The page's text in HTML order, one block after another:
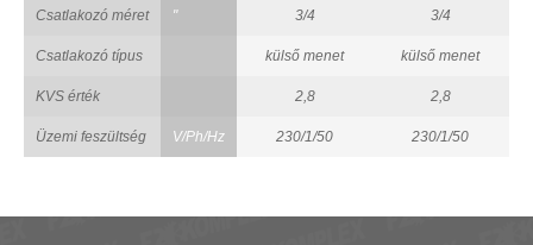
Csatlakozó méret " 3/4 3/4
Csatlakozó típus külső menet külső menet
KVS érték 2,8 2,8
Üzemi feszültség V/Ph/Hz 230/1/50 230/1/50